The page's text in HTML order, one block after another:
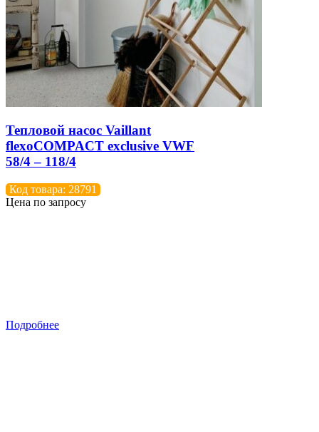
Тепловой насос Vaillant
flexoCOMPACT exclusive VWF
58/4 – 118/4
Код товара: 28791
Цена по запросу
Подробнее